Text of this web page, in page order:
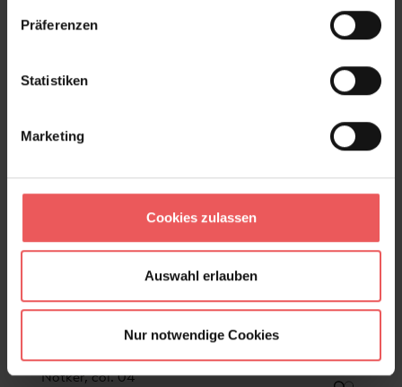
Präferenzen
Statistiken
Marketing
Cookies zulassen
Auswahl erlauben
Nur notwendige Cookies
Notker, col. 04